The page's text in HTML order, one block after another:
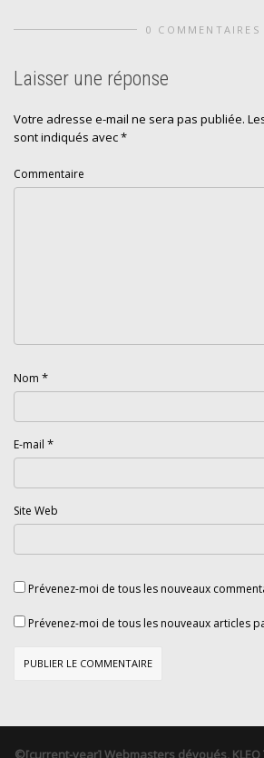
0 COMMENTAIRES
Laisser une réponse
Votre adresse e-mail ne sera pas publiée.
sont indiqués avec*
Commentaire
Nom *
E-mail *
Site Web
Prévenez-moi de tous les nouveaux
Prévenez-moi de tous les nouveaux articles
©[current-year] Webmasters dévoués, KLEO